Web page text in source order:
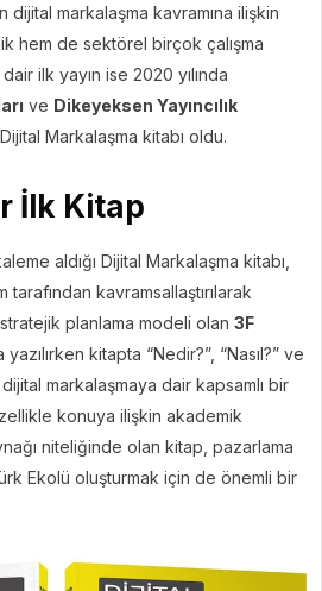
dijital markalaşma kavramına ilişkin
hem de sektörel birçok çalışma
ilk yayın ise 2020 yılında
ve Dikeyeksen Yayıncılık
Markalaşma kitabı oldu.
İlk Kitap
aldığı Dijital Markalaşma kitabı,
kavramsallaştırılarak
planlama modeli olan 3F
kitapta “Nedir?”, “Nasıl?” ve
dijital markalaşmaya dair kapsamlı bir
konuya ilişkin akademik
niteliğinde olan kitap, pazarlama
Ekolü oluşturmak için de önemli bir